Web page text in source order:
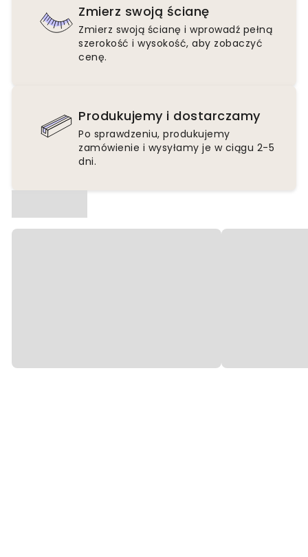
Zmierz swoją ścianę
Zmierz swoją ścianę i wprowadź pełną
szerokość i wysokość, aby zobaczyć
cenę.
Produkujemy i dostarczamy
Po sprawdzeniu, produkujemy
zamówienie i wysyłamy je w ciągu 2-5
dni.